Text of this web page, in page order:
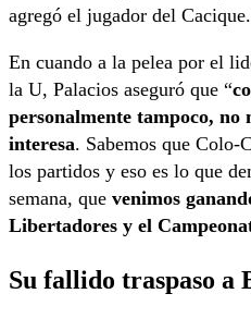
agregó el jugador del Cacique.
En cuando a la pelea por el
la U, Palacios aseguró que “
personalmente tampoco, no
interesa. Sabemos que Colo-
los partidos y eso es lo que
semana, que venimos
Libertadores y el
Su fallido traspaso a